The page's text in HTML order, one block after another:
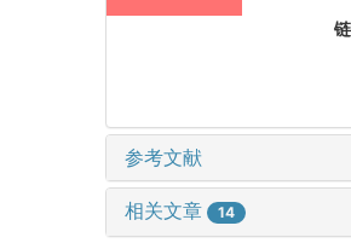
参考文献
相关文章 14